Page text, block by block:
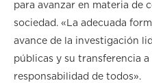
para avanzar en materia de
sociedad. «La adecuada
avance de la investigación
públicas y su transferencia a
responsabilidad de todos».